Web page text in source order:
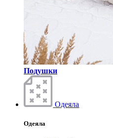
Подушки
Одеяла
Одеяла